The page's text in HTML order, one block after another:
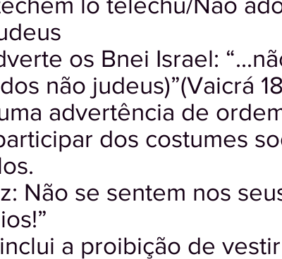
os Bnei Israel:
não judeus)”(Vaicrá
advertência de
dos costumes
Não se sentem nos
a proibição de